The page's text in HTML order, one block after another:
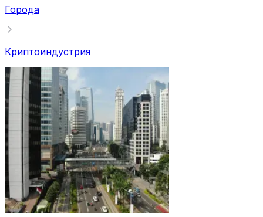
Города
Криптоиндустрия